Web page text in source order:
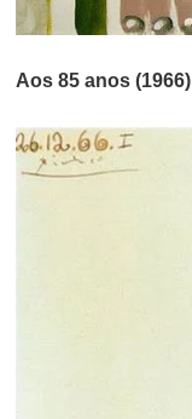
Aos 85 anos (1966)